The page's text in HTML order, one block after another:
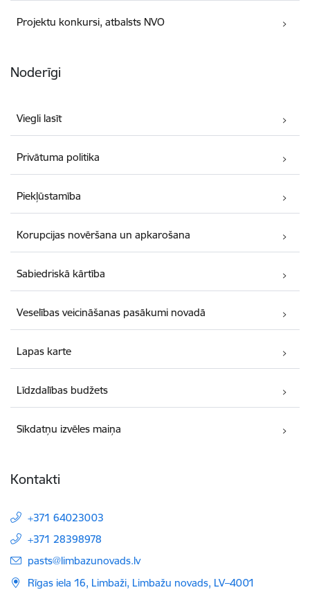
Projektu konkursi, atbalsts NVO
Noderīgi
Viegli lasīt
Privātuma politika
Piekļūstamība
Korupcijas novēršana un apkarošana
Sabiedriskā kārtība
Veselības veicināšanas pasākumi novadā
Lapas karte
Līdzdalības budžets
Sīkdatņu izvēles maiņa
Kontakti
+371 64023003
+371 28398978
E-pasts:
pasts@limbazunovads.lv
Rīgas iela 16, Limbaži, Limbažu novads, LV–4001